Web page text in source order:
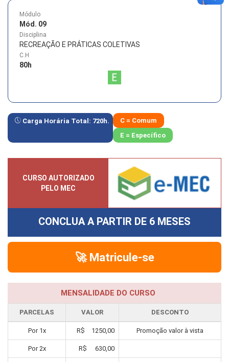
Módulo
Mód. 09
Disciplina
RECREAÇÃO E PRÁTICAS COLETIVAS
C.H
80h
Carga Horária Total: 720h.
C = Comum
E = Específico
CURSO AUTORIZADO
PELO MEC
CONCLUA A PARTIR DE 6 MESES
🚀 Matricule-se
MENSALIDADE DO CURSO
PARCELAS VALOR DESCONTO
Por 1x R$ 1250,00 Promoção valor à vista
Por2x R$ 630,00